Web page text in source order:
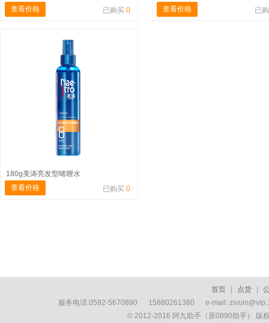
查看价格
已购买 0
查看价格
已
180g美涛亮发型啫喱水
查看价格
已购买 0
首页 点货
服务电话:0592-5670890 15880261380 e-mail:
© 2012-2016 阿九助手（原0890助手） 版